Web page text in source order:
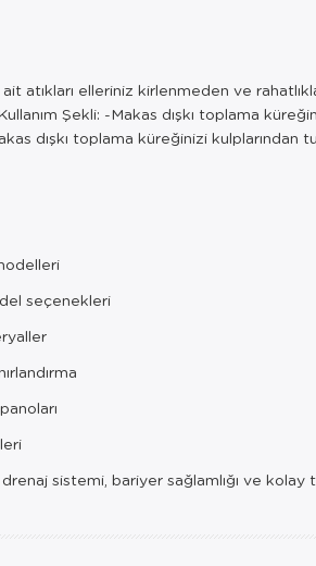
atıkları elleriniz kirlenmeden ve
Şekli: -Makas dışkı toplama
dışkı toplama küreğinizi kulplarından
seçenekleri
sistemi, bariyer sağlamlığı ve